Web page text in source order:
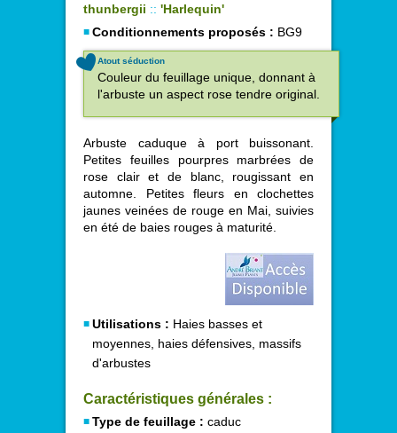
thunbergii :: 'Harlequin'
Conditionnements proposés : BG9
Atout séduction
Couleur du feuillage unique, donnant à
l'arbuste un aspect rose tendre original.
Arbuste caduque à port buissonant.
Petites feuilles pourpres marbrées de
rose clair et de blanc, rougissant en
automne. Petites fleurs en clochettes
jaunes veinées de rouge en Mai, suivies
en été de baies rouges à maturité.
Utilisations : Haies basses et
moyennes, haies défensives, massifs
d'arbustes
Caractéristiques générales :
Type de feuillage : caduc